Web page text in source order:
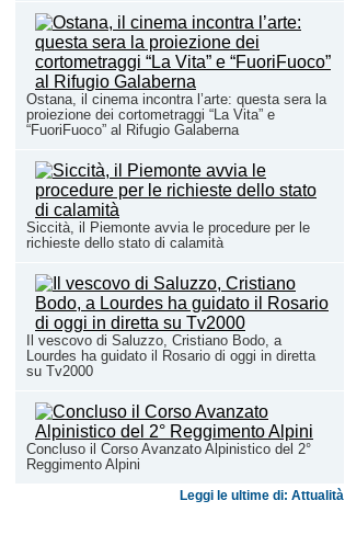
Ostana, il cinema incontra l’arte: questa sera la
proiezione dei cortometraggi “La Vita” e
“FuoriFuoco” al Rifugio Galaberna
Siccità, il Piemonte avvia le procedure per le
richieste dello stato di calamità
Il vescovo di Saluzzo, Cristiano Bodo, a
Lourdes ha guidato il Rosario di oggi in diretta
su Tv2000
Concluso il Corso Avanzato Alpinistico del 2°
Reggimento Alpini
Leggi le ultime di: Attualità